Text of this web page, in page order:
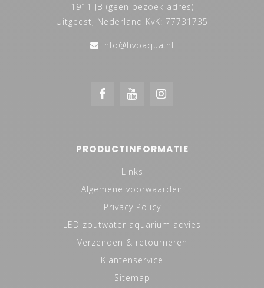
1911 JB (geen bezoek adres)
Uitgeest, Nederland KvK: 77731735
info@hvpaqua.nl
PRODUCTINFORMATIE
Links
Algemene voorwaarden
Privacy Policy
LED zoutwater aquarium advies
Verzenden & retourneren
Klantenservice
Sitemap